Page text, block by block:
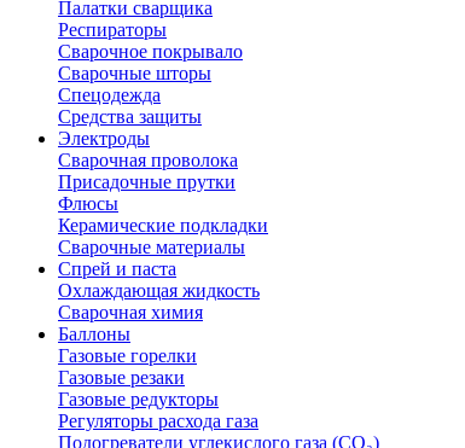
Палатки сварщика
Респираторы
Сварочное покрывало
Сварочные шторы
Спецодежда
Средства защиты
Электроды
Сварочная проволока
Присадочные прутки
Флюсы
Керамические подкладки
Сварочные материалы
Спрей и паста
Охлаждающая жидкость
Сварочная химия
Баллоны
Газовые горелки
Газовые резаки
Газовые редукторы
Регуляторы расхода газа
Подогреватели углекислого газа (CO₂)